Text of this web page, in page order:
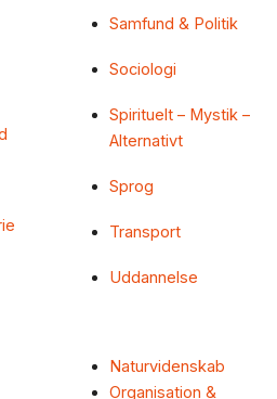
Samfund & Politik
Sociologi
Spirituelt – Mystik –
Alternativt
Sprog
Transport
Uddannelse
Naturvidenskab
Organisation &